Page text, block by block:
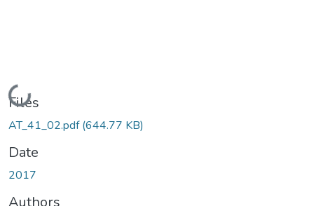
Loading...
Files
AT_41_02.pdf(644.77 KB)
Date
2017
Authors